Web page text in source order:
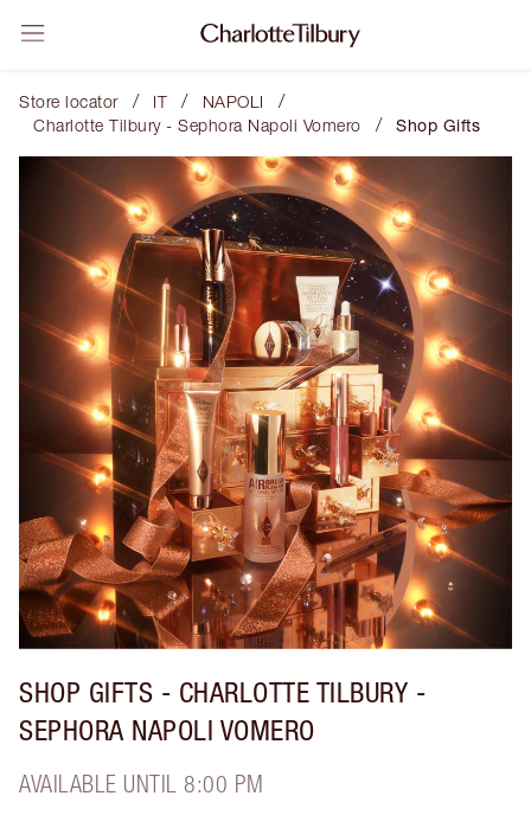
Store locator / IT / NAPOLI /
Charlotte Tilbury - Sephora Napoli Vomero / Shop Gifts
SHOP GIFTS - CHARLOTTE TILBURY -
SEPHORA NAPOLI VOMERO
AVAILABLE UNTIL 8:00 PM